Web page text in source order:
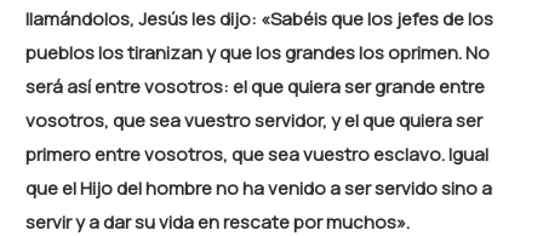
llamándolos, Jesús les dijo: «Sabéis que los jefes de los
pueblos los tiranizan y que los grandes los oprimen. No
será así entre vosotros: el que quiera ser grande entre
vosotros, que sea vuestro servidor, y el que quiera ser
primero entre vosotros, que sea vuestro esclavo. Igual
que el Hijo del hombre no ha venido a ser servido sino a
servir y a dar su vida en rescate por muchos».